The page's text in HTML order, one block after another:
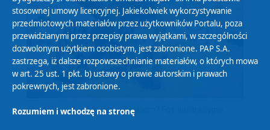
Smo(k)g pod golubskim zamkiem? Fot. ilustracyjna
stosownej umowy licencyjnej. Jakiekolwiek wykorzystywanie
przedmiotowych materiałów przez użytkowników Portalu, poza
przewidzianymi przez przepisy prawa wyjątkami, w szczególności
dozwolonym użytkiem osobistym, jest zabronione. PAP S.A.
zastrzega, iż dalsze rozpowszechnianie materiałów, o których mowa
w art. 25 ust. 1 pkt. b) ustawy o prawie autorskim i prawach
pokrewnych, jest zabronione.
Rozumiem i wchodzę na stronę